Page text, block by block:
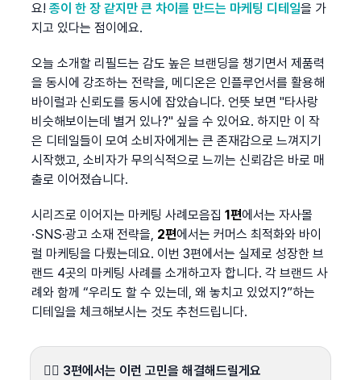
요! 종이 한 장 같지만 큰 차이를 만드는 마케팅 디테일을 가
지고 있다는 점이에요.
오늘 소개할 리필드는 감도 높은 브랜딩을 챙기면서 제품력
을 동시에 강조하는 전략을, 메디온은 인플루언서를 활용해
바이럴과 신뢰도를 동시에 잡았습니다. 언뜻 보면 "타사랑
비슷해보이는데 별거 있나?" 싶을 수 있어요. 하지만 이 작
은 디테일들이 모여 소비자에게는 큰 존재감으로 느껴지기
시작했고, 소비자가 무의식적으로 느끼는 신뢰감은 바로 매
출로 이어졌습니다.
시리즈로 이어지는 마케팅 사례모음집 1편에서는 자사몰
·SNS·광고 소재 전략을, 2편에서는 커머스 최적화와 바이
럴 마케팅을 다뤘는데요. 이번 3편에서는 실제로 성장한 브
랜드 4곳의 마케팅 사례를 소개하고자 합니다. 각 브랜드 사
례와 함께 “우리도 할 수 있는데, 왜 놓치고 있었지?”하는
디테일을 체크해보시는 것도 추천드립니다.
💁‍♀️ 3편에서는 이런 고민을 해결해드릴게요